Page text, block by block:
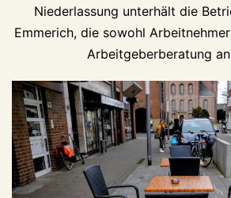
Niederlassung unterhält die
Emmerich, die sowohl
Arbeitgeberberatung